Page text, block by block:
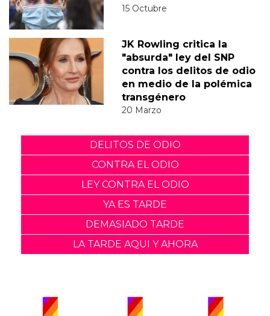
15 Octubre
JK Rowling critica la
"absurda" ley del SNP
contra los delitos de odio
en medio de la polémica
transgénero
20 Marzo
DELITOS DE ODIO
CONTRA EL ODIO
LEY CONTRA EL ODIO
YA ES TARDE
DEMASIADO TARDE
LA TARDE AQUI Y AHORA